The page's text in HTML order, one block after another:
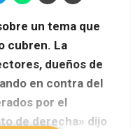
un tema que
cubren. La
dueños de
en contra del
por el
de derecha» dijo